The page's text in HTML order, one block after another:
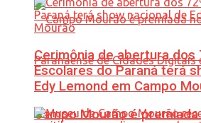
Campo Mourão é
Cerimônia de abertura dos
Escolares do Paraná terá
Edy Lemond em Campo